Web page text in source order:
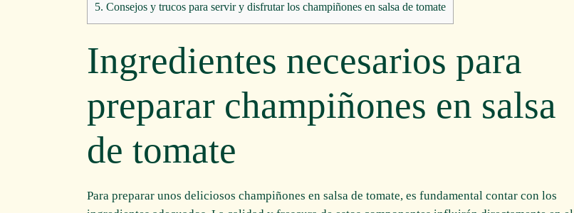
5. Consejos y trucos para servir y disfrutar los champiñones en salsa de tomate
Ingredientes necesarios para
preparar champiñones en salsa
de tomate
Para preparar unos deliciosos champiñones en salsa de tomate, es fundamental contar con los